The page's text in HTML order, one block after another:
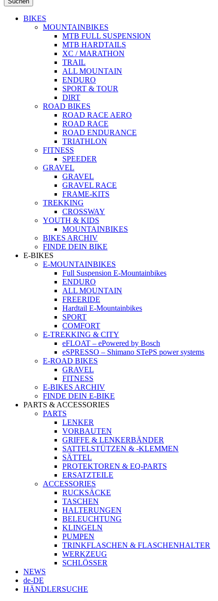
BIKES
MOUNTAINBIKES
MTB FULL SUSPENSION
MTB HARDTAILS
XC / MARATHON
TRAIL
ALL MOUNTAIN
ENDURO
SPORT & TOUR
DIRT
ROAD BIKES
ROAD RACE AERO
ROAD RACE
ROAD ENDURANCE
TRIATHLON
FITNESS
SPEEDER
GRAVEL
GRAVEL
GRAVEL RACE
FRAME-KITS
TREKKING
CROSSWAY
YOUTH & KIDS
MOUNTAINBIKES
BIKES ARCHIV
FINDE DEIN BIKE
E-BIKES
E-MOUNTAINBIKES
Full Suspension E-Mountainbikes
ENDURO
ALL MOUNTAIN
FREERIDE
Hardtail E-Mountainbikes
SPORT
COMFORT
E-TREKKING & CITY
eFLOAT – ePowered by Bosch
eSPRESSO – Shimano STePS power systems
E-ROAD BIKES
GRAVEL
FITNESS
E-BIKES ARCHIV
FINDE DEIN E-BIKE
PARTS & ACCESSORIES
PARTS
LENKER
VORBAUTEN
GRIFFE & LENKERBÄNDER
SATTELSTÜTZEN & -KLEMMEN
SÄTTEL
PROTEKTOREN & EQ-PARTS
ERSATZTEILE
ACCESSORIES
RUCKSÄCKE
TASCHEN
HALTERUNGEN
BELEUCHTUNG
KLINGELN
PUMPEN
TRINKFLASCHEN & FLASCHENHALTER
WERKZEUG
SCHLÖSSER
NEWS
de-DE
HÄNDLERSUCHE